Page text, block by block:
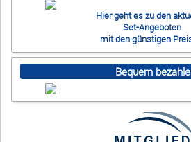
Hier geht es zu den
Set-Angeboten
mit den günstigen
Bequem